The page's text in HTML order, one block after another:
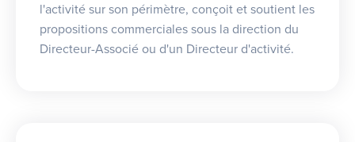
l'activité sur son périmètre, conçoit et soutient les
propositions commerciales sous la direction du
Directeur-Associé ou d'un Directeur d'activité.